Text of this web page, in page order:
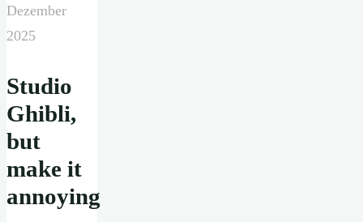
Dezember
2025
Studio
Ghibli,
but
make it
annoying